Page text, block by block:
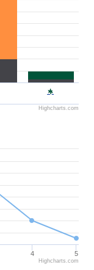
Highcharts.com
4 5
Highcharts.com